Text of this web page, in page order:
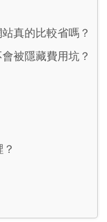
真的比較省嗎？
被隱藏費用坑？